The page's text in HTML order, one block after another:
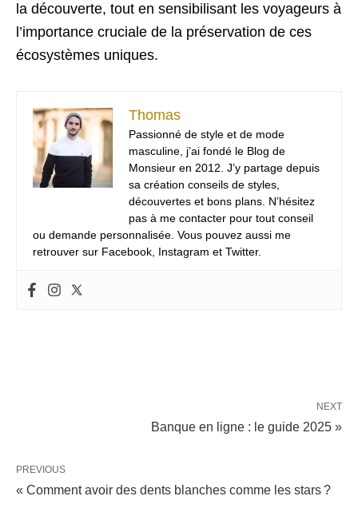
la découverte, tout en sensibilisant les voyageurs à
l’importance cruciale de la préservation de ces
écosystèmes uniques.
Thomas
Passionné de style et de mode
masculine, j’ai fondé le Blog de
Monsieur en 2012. J’y partage depuis
sa création conseils de styles,
découvertes et bons plans. N’hésitez
pas à me contacter pour tout conseil
ou demande personnalisée. Vous pouvez aussi me
retrouver sur Facebook, Instagram et Twitter.
NEXT
Banque en ligne : le guide 2025 »
PREVIOUS
« Comment avoir des dents blanches comme les stars ?